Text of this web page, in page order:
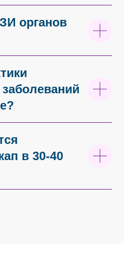
органов
в 30-40